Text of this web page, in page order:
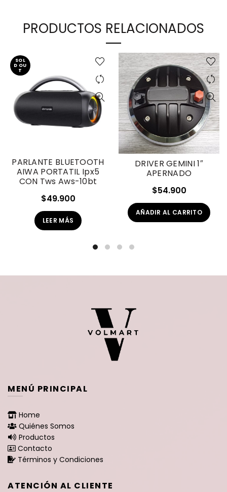
PRODUCTOS RELACIONADOS
SOL
D OU
T
PARLANTE BLUETOOTH
AIWA PORTATIL Ipx5
CON Tws Aws-10bt
$49.900
LEER MÁS
DRIVER GEMINI 1″
APERNADO
$54.900
AÑADIR AL CARRITO
MENÚ PRINCIPAL
Home
Quiénes Somos
Productos
Contacto
Términos y Condiciones
ATENCIÓN AL CLIENTE